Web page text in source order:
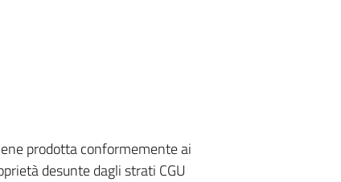
prodotta conformemente ai
desunte dagli strati CGU